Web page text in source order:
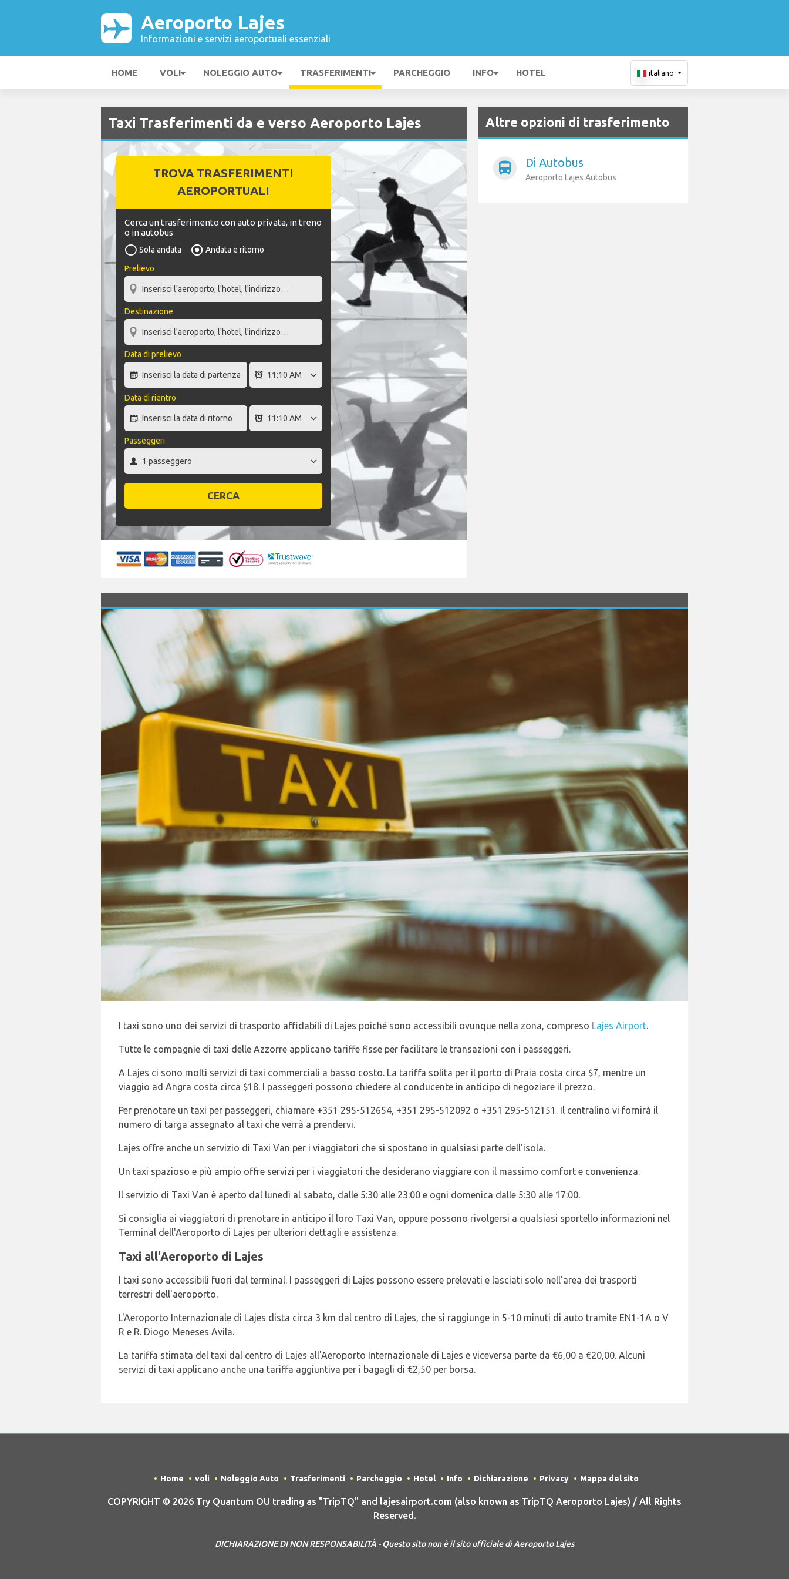
Aeroporto Lajes
Informazioni e servizi aeroportuali essenziali
HOME VOLI NOLEGGIO AUTO TRASFERIMENTI PARCHEGGIO INFO HOTEL italiano
Taxi Trasferimenti da e verso Aeroporto Lajes
TROVA TRASFERIMENTI
AEROPORTUALI
Cerca un trasferimento con auto privata, in treno
o in autobus
Sola andata
Andata e ritorno
Prelievo
Destinazione
Data di prelievo
Data di rientro
Passeggeri
CERCA
Altre opzioni di trasferimento
directions_bus Di Autobus
Aeroporto Lajes Autobus
I taxi sono uno dei servizi di trasporto affidabili di Lajes poiché sono accessibili ovunque nella zona, compreso Lajes Airport.
Tutte le compagnie di taxi delle Azzorre applicano tariffe fisse per facilitare le transazioni con i passeggeri.
A Lajes ci sono molti servizi di taxi commerciali a basso costo. La tariffa solita per il porto di Praia costa circa $7, mentre un
viaggio ad Angra costa circa $18. I passeggeri possono chiedere al conducente in anticipo di negoziare il prezzo.
Per prenotare un taxi per passeggeri, chiamare +351 295-512654, +351 295-512092 o +351 295-512151. Il centralino vi fornirà il
numero di targa assegnato al taxi che verrà a prendervi.
Lajes offre anche un servizio di Taxi Van per i viaggiatori che si spostano in qualsiasi parte dell'isola.
Un taxi spazioso e più ampio offre servizi per i viaggiatori che desiderano viaggiare con il massimo comfort e convenienza.
Il servizio di Taxi Van è aperto dal lunedì al sabato, dalle 5:30 alle 23:00 e ogni domenica dalle 5:30 alle 17:00.
Si consiglia ai viaggiatori di prenotare in anticipo il loro Taxi Van, oppure possono rivolgersi a qualsiasi sportello informazioni nel
Terminal dell'Aeroporto di Lajes per ulteriori dettagli e assistenza.
Taxi all'Aeroporto di Lajes
I taxi sono accessibili fuori dal terminal. I passeggeri di Lajes possono essere prelevati e lasciati solo nell'area dei trasporti
terrestri dell'aeroporto.
L'Aeroporto Internazionale di Lajes dista circa 3 km dal centro di Lajes, che si raggiunge in 5-10 minuti di auto tramite EN1-1A o V
R e R. Diogo Meneses Avila.
La tariffa stimata del taxi dal centro di Lajes all'Aeroporto Internazionale di Lajes e viceversa parte da €6,00 a €20,00. Alcuni
servizi di taxi applicano anche una tariffa aggiuntiva per i bagagli di €2,50 per borsa.
Home voli Noleggio Auto Trasferimenti Parcheggio Hotel Info Dichiarazione Privacy Mappa del sito
COPYRIGHT © 2026 Try Quantum OU trading as "TripTQ" and lajesairport.com (also known as TripTQ Aeroporto Lajes) / All Rights
Reserved.
DICHIARAZIONE DI NON RESPONSABILITÀ - Questo sito non è il sito ufficiale di Aeroporto Lajes